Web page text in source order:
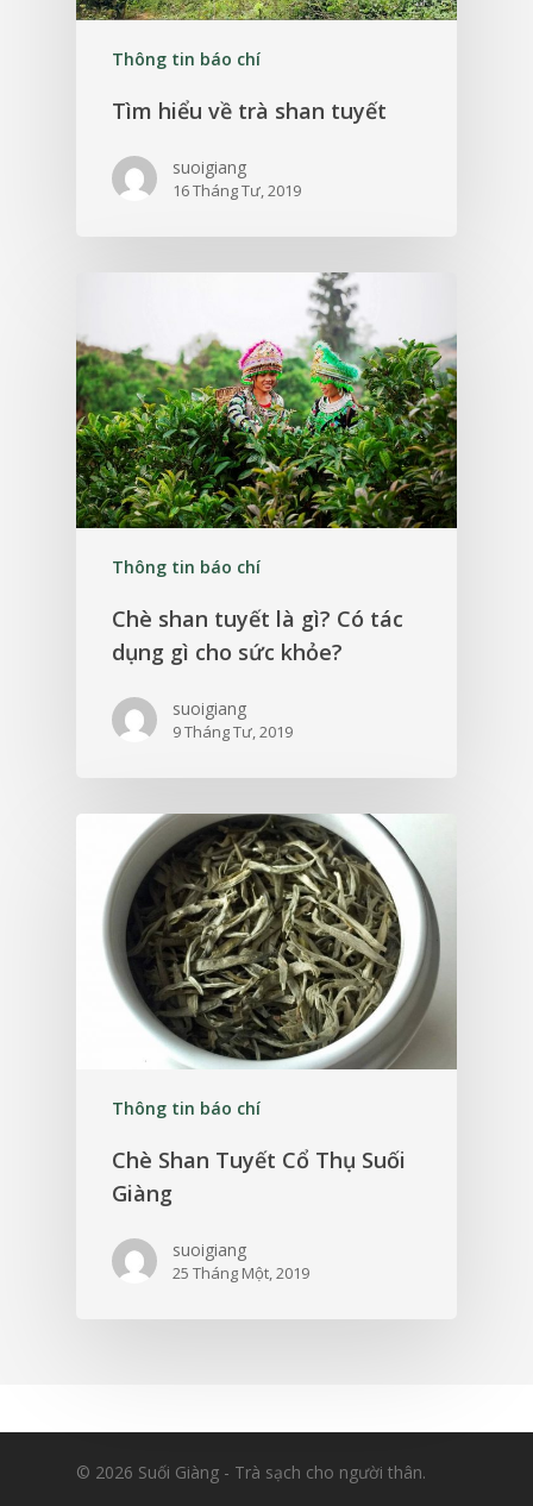
Thông tin báo chí
Tìm hiểu về trà shan tuyết
suoigiang
16 Tháng Tư, 2019
Thông tin báo chí
Chè shan tuyết là gì? Có tác
dụng gì cho sức khỏe?
suoigiang
9 Tháng Tư, 2019
Thông tin báo chí
Chè Shan Tuyết Cổ Thụ Suối
Giàng
suoigiang
25 Tháng Một, 2019
© 2026 Suối Giàng - Trà sạch cho người thân.